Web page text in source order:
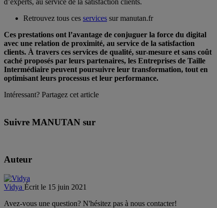
d’experts, au service de la satisfaction clients.
Retrouvez tous ces services sur manutan.fr
Ces prestations ont l’avantage de conjuguer la force du digital
avec une relation de proximité, au service de la satisfaction
clients. À travers ces services de qualité, sur-mesure et sans coût
caché proposés par leurs partenaires, les Entreprises de Taille
Intermédiaire peuvent poursuivre leur transformation, tout en
optimisant leurs processus et leur performance.
Intéressant? Partagez cet article
Suivre MANUTAN sur
Auteur
Vidya Écrit le 15 juin 2021
Avez-vous une question? N'hésitez pas à nous contacter!